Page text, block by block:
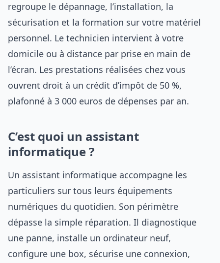
regroupe le dépannage, l’installation, la
sécurisation et la formation sur votre matériel
personnel. Le technicien intervient à votre
domicile ou à distance par prise en main de
l’écran. Les prestations réalisées chez vous
ouvrent droit à un crédit d’impôt de 50 %,
plafonné à 3 000 euros de dépenses par an.
C’est quoi un assistant
informatique ?
Un assistant informatique accompagne les
particuliers sur tous leurs équipements
numériques du quotidien. Son périmètre
dépasse la simple réparation. Il diagnostique
une panne, installe un ordinateur neuf,
configure une box, sécurise une connexion,